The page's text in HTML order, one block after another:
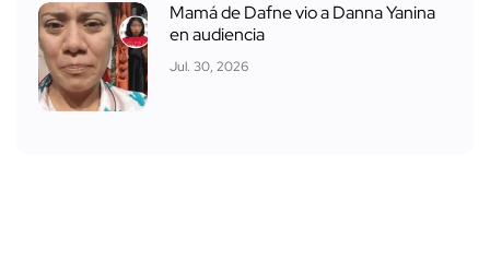
Mamá de Dafne vio a Danna Yanina
en audiencia
Jul. 30, 2026